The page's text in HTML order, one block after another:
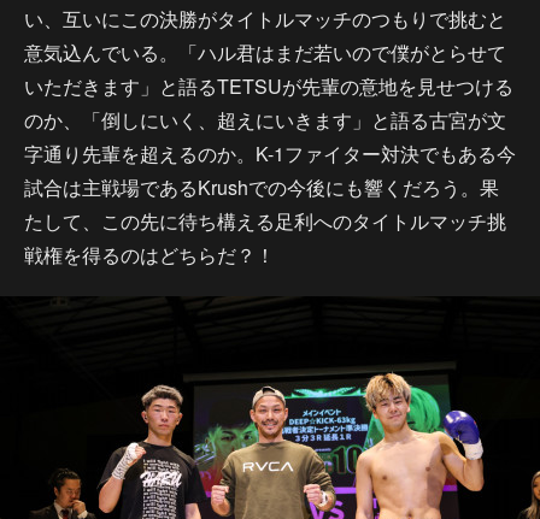
い、互いにこの決勝がタイトルマッチのつもりで挑むと
意気込んでいる。「ハル君はまだ若いので僕がとらせて
いただきます」と語るTETSUが先輩の意地を見せつける
のか、「倒しにいく、超えにいきます」と語る古宮が文
字通り先輩を超えるのか。K-1ファイター対決でもある今
試合は主戦場であるKrushでの今後にも響くだろう。果
たして、この先に待ち構える足利へのタイトルマッチ挑
戦権を得るのはどちらだ？！